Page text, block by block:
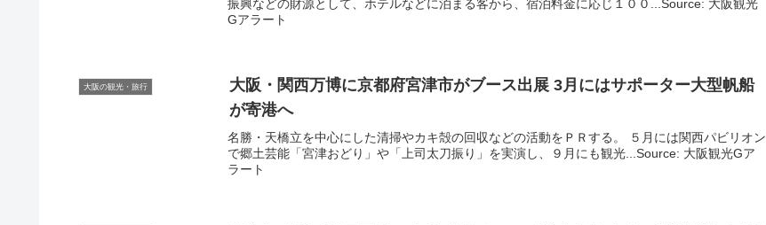
振興などの財源として、ホテルなどに泊まる客から、宿泊料金に応じ１００...Source: 大阪観光
Gアラート
大阪の観光・旅行 大阪 ・関西万博に京都府宮津市がブース出展 3月にはサポーター大型帆船
が寄港へ
名勝・天橋立を中心にした清掃やカキ殻の回収などの活動をＰＲする。 ５月には関西パビリオン
で郷土芸能「宮津おどり」や「上司太刀振り」を実演し、９月にも観光...Source: 大阪観光Gア
ラート